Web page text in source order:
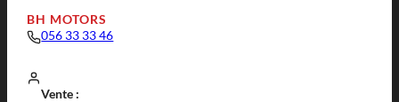
BH MOTORS
056 33 33 46
Vente :